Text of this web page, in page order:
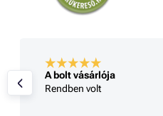
A bolt vásárlója
Rendben volt